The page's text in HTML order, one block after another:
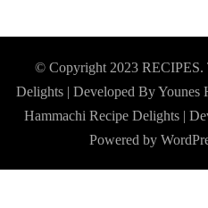
© Copyright 2023 RECIPES.
Delights | Developed By Younes
Hammachi Recipe Delights |
Powered by